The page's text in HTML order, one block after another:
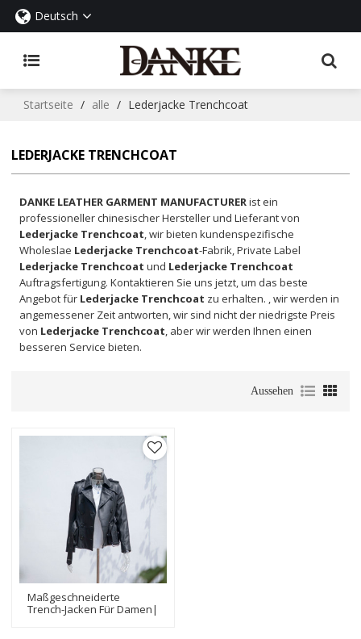
Deutsch
Startseite / alle / Lederjacke Trenchcoat
LEDERJACKE TRENCHCOAT
DANKE LEATHER GARMENT MANUFACTURERist ein
professioneller chinesischer Hersteller und Lieferant von
Lederjacke Trenchcoat, wir bieten kundenspezifische
Wholeslae Lederjacke Trenchcoat-Fabrik, Private Label
Lederjacke Trenchcoat und Lederjacke Trenchcoat
Auftragsfertigung. Kontaktieren Sie uns jetzt, um das beste
Angebot für Lederjacke Trenchcoat zu erhalten. , wir werden in
angemessener Zeit antworten, wir sind nicht der niedrigste Preis
von Lederjacke Trenchcoat, aber wir werden Ihnen einen
besseren Service bieten.
Aussehen
Maßgeschneiderte
Trench-Jacken Für Damen|